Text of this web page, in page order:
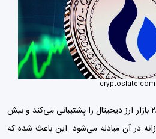
صرافی Huobi اکنون بیش از ۲۸۰ بازار ارز دیجیتال را پشتیبانی می‌کند و بیش
روزانه در آن مبادله می‌شود. این باعث شده که